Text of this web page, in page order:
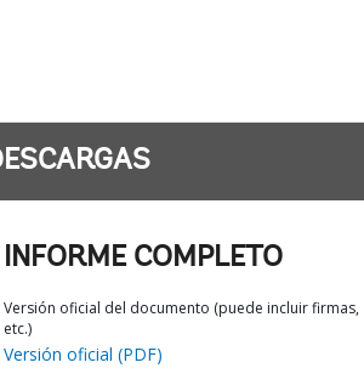
INFORME COMPLETO
Versión oficial del documento (puede incluir firmas,
etc.)
Versión oficial (PDF)